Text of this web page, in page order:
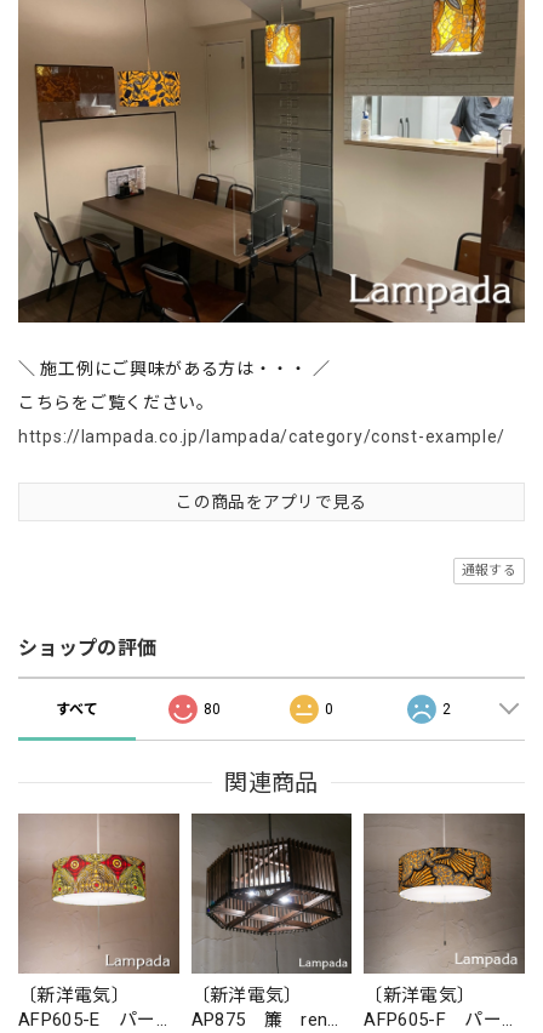
＼ 施工例にご興味がある方は・・・ ／
こちらをご覧ください。
https://lampada.co.jp/lampada/category/const-example/
この商品をアプリで見る
通報する
ショップの評価
すべて 80 0 2
関連商品
〔新洋電気〕
AFP605-E パーニ
〔新洋電気〕
AP875 簾 ren
〔新洋電気〕
AFP605-F パーニ